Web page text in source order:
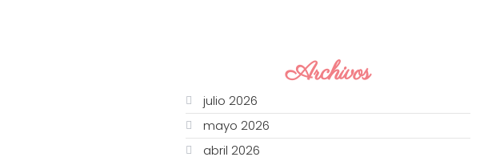
Archivos
julio 2026
mayo 2026
abril 2026